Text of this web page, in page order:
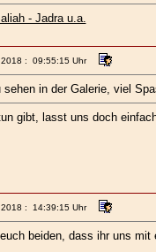
- Jadra u.a.
: 09:55:15 Uhr
in der Galerie, viel
gibt, lasst uns doch
: 14:39:15 Uhr
beiden, dass ihr uns